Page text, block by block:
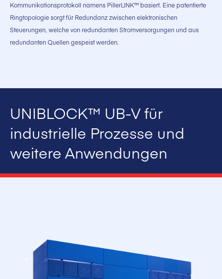
Kommunikationsprotokoll namens PillerLINK™ basiert. Eine patentierte
Ringtopologie sorgt für Redundanz zwischen elektronischen
Steuerungen, welche von redundanten Stromversorgungen und aus
redundanten Quellen gespeist werden.
UNIBLOCK™ UB-V für
industrielle Prozesse und
weitere Anwendungen